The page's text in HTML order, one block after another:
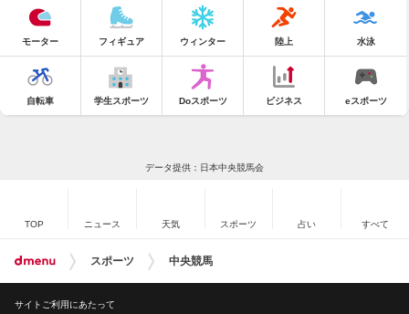
モーター フィギュア ウィンター 陸上 水泳
自転車 学生スポーツ Doスポーツ ビジネス eスポーツ
データ提供：日本中央競馬会
TOP ニュース 天気 スポーツ 占い すべて
スポーツ 中央競馬
サイトご利用にあたって